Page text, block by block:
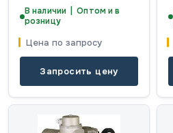
В наличии | Оптом и в
розницу
Цена по запросу
Запросить цену